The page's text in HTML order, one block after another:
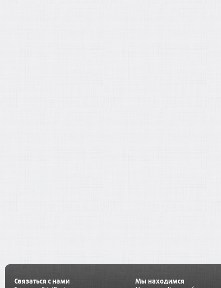
Связаться с нами Мы находимся